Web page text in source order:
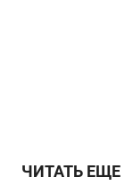
ЧИТАТЬ ЕЩЕ